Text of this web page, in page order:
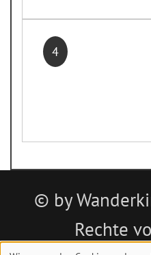
4
© by
Rechte